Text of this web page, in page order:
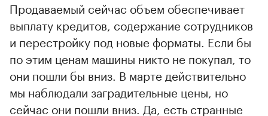
Продаваемый сейчас объем обеспечивает
выплату кредитов, содержание сотрудников
и перестройку под новые форматы. Если бы
по этим ценам машины никто не покупал, то
они пошли бы вниз. В марте действительно
мы наблюдали заградительные цены, но
сейчас они пошли вниз. Да, есть странные